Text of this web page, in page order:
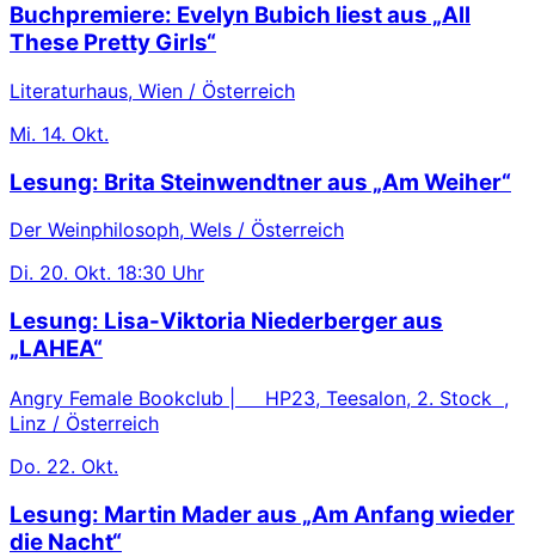
Buchpremiere: Evelyn Bubich liest aus „All
These Pretty Girls“
Literaturhaus, Wien / Österreich
Mi. 14. Okt.
Lesung: Brita Steinwendtner aus „Am Weiher“
Der Weinphilosoph, Wels / Österreich
Di. 20. Okt. 18:30 Uhr
Lesung: Lisa-Viktoria Niederberger aus
„LAHEA“
Angry Female Bookclub | HP23, Teesalon, 2. Stock ,
Linz / Österreich
Do. 22. Okt.
Lesung: Martin Mader aus „Am Anfang wieder
die Nacht“